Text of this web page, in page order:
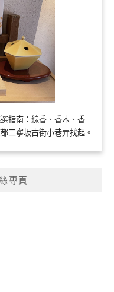
指南：線香、香木、香
二寧坂古街小巷弄找起。
專頁